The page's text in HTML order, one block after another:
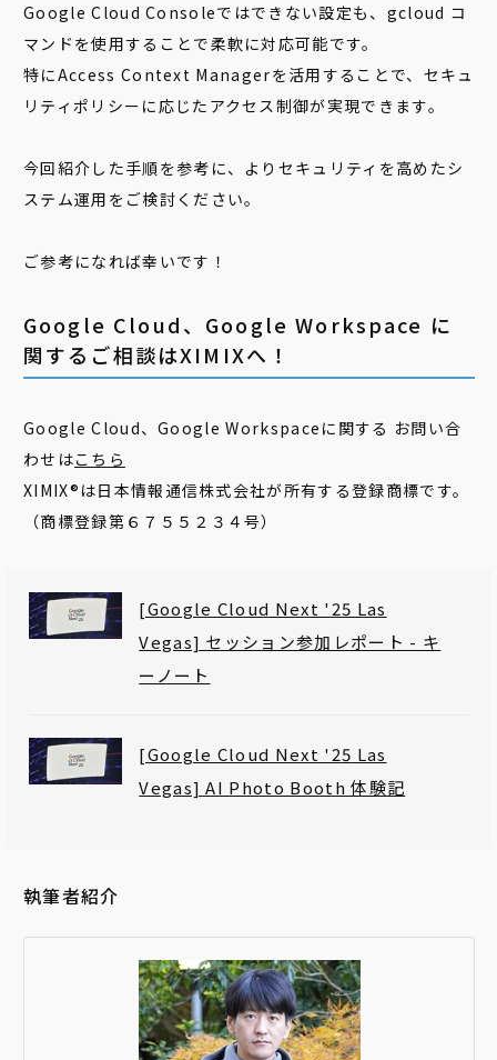
Google Cloud Consoleではできない設定も、gcloud コ
マンドを使用することで柔軟に対応可能です。
特にAccess Context Managerを活用することで、セキュ
リティポリシーに応じたアクセス制御が実現できます。
今回紹介した手順を参考に、よりセキュリティを高めたシ
ステム運用をご検討ください。
ご参考になれば幸いです！
Google Cloud、Google Workspace に
関するご相談はXIMIXへ！
Google Cloud、Google Workspaceに関する お問い合
わせはこちら
XIMIX®は日本情報通信株式会社が所有する登録商標です。
（商標登録第６７５５２３４号）
[Google Cloud Next '25 Las
Vegas] セッション参加レポート - キ
ーノート
[Google Cloud Next '25 Las
Vegas] AI Photo Booth 体験記
執筆者紹介